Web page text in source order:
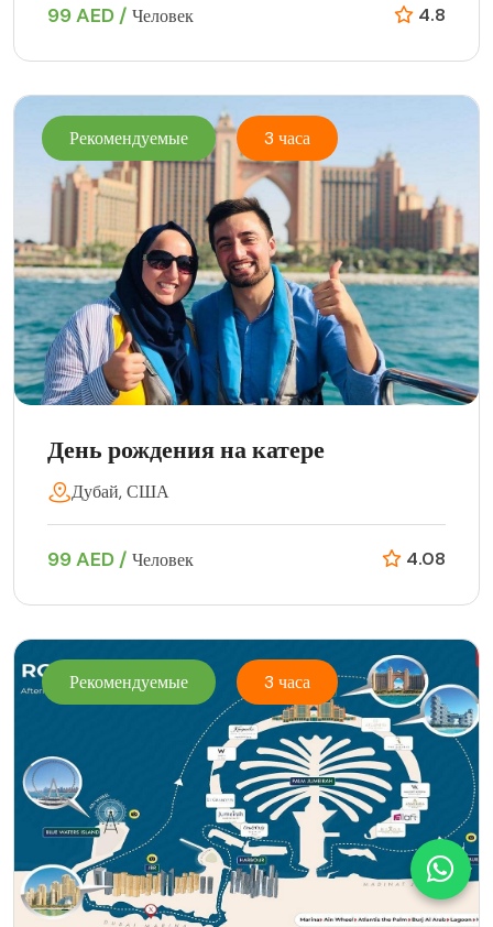
99 AED / Человек 4.8
Рекомендуемые 3 часа
День рождения на катере
Дубай, США
99 AED / Человек 4.08
Рекомендуемые 3 часа